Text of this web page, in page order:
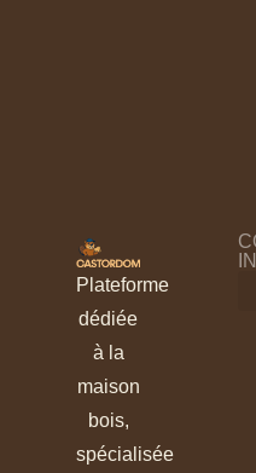
Plateforme
dédiée
à la
maison
bois,
spécialisée